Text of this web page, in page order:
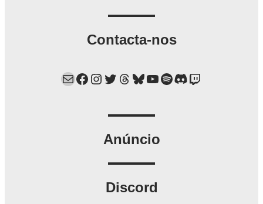
Contacta-nos
Mail Facebook Instagram Twitter Threads Bluesky YouTube Spotify Discord Twitch
Anúncio
Discord